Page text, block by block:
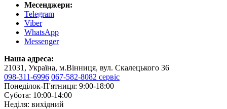
Месенджери:
Telegram
Viber
WhatsApp
Messenger
Наша адреса:
21031, Україна, м.Вінниця, вул. Скалецького 36
098-311-6996 067-582-8082 сервіс
Понеділок-П'ятниця: 9:00-18:00
Субота: 10:00-14:00
Неділя: вихідний